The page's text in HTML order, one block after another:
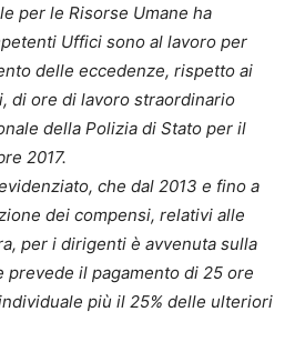
per le Risorse Umane ha
Uffici sono al lavoro per
delle eccedenze, rispetto ai
di ore di lavoro straordinario
della Polizia di Stato per il
2017.
che dal 2013 e fino a
dei compensi, relativi alle
per i dirigenti è avvenuta sulla
prevede il pagamento di 25 ore
più il 25% delle ulteriori